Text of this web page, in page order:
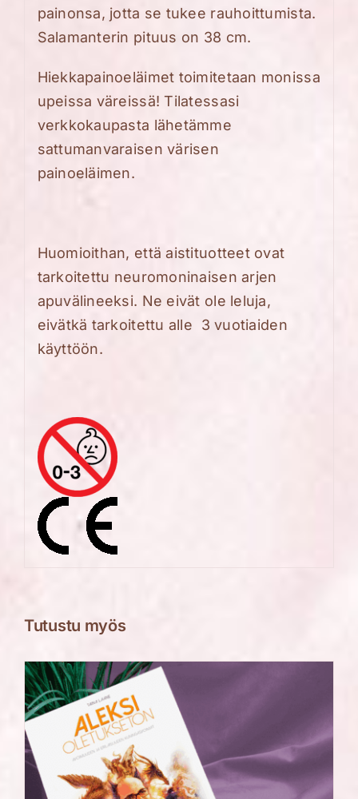
painonsa, jotta se tukee rauhoittumista.
Salamanterin pituus on 38 cm.
Hiekkapainoeläimet toimitetaan monissa
upeissa väreissä! Tilatessasi
verkkokaupasta lähetämme
sattumanvaraisen värisen
painoeläimen.
Huomioithan, että aistituotteet ovat
tarkoitettu neuromoninaisen arjen
apuvälineeksi. Ne eivät ole leluja,
eivätkä tarkoitettu alle 3 vuotiaiden
käyttöön.
Tutustu myös